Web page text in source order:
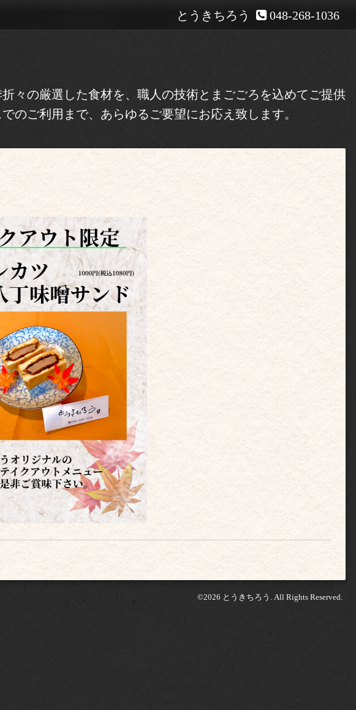
048-268-1036
とうきちろう
々の厳選した食材を、職人の技術とまごごろを込めてご提供
のご利用まで、あらゆるご要望にお応え致します。
©2026 とうきちろう . All Rights Reserved.